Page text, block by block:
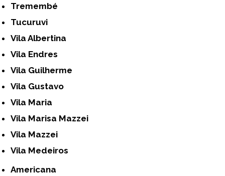
Tremembé
Tucuruvi
Vila Albertina
Vila Endres
Vila Guilherme
Vila Gustavo
Vila Maria
Vila Marisa Mazzei
Vila Mazzei
Vila Medeiros
Americana